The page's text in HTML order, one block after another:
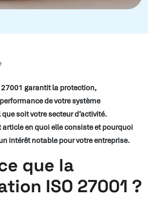
garantit la protection,
de votre système
soit votre secteur d’activité.
article en quoi elle consiste et pourquoi
intérêt notable pour votre entreprise.
que la
ISO 27001 ?